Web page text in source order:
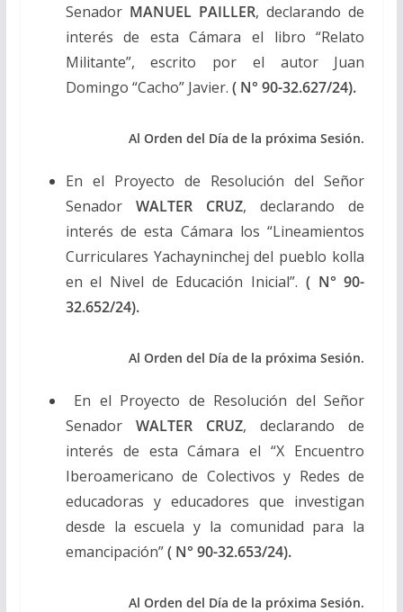
Senador MANUEL PAILLER, declarando de
interés de esta Cámara el libro “Relato
Militante”, escrito por el autor Juan
Domingo “Cacho” Javier. ( N° 90-32.627/24).
Al Orden del Día de la próxima Sesión.
En el Proyecto de Resolución del Señor
Senador WALTER CRUZ, declarando de
interés de esta Cámara los “Lineamientos
Curriculares Yachayninchej del pueblo kolla
en el Nivel de Educación Inicial”. ( N° 90-
32.652/24).
Al Orden del Día de la próxima Sesión.
En el Proyecto de Resolución del Señor
Senador WALTER CRUZ, declarando de
interés de esta Cámara el “X Encuentro
Iberoamericano de Colectivos y Redes de
educadoras y educadores que investigan
desde la escuela y la comunidad para la
emancipación”( N° 90-32.653/24).
Al Orden del Día de la próxima Sesión.